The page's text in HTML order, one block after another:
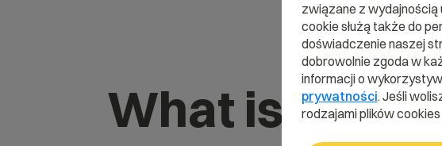
What is
związane z wydajnością
cookie służą także do
doświadczenie naszej
dobrowolnie zgoda w
informacji o
prywatności. Jeśli
rodzajami plików cookies